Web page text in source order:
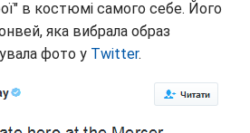
в костюмі самого себе. Його
яка вибрала образ
фото у Twitter.